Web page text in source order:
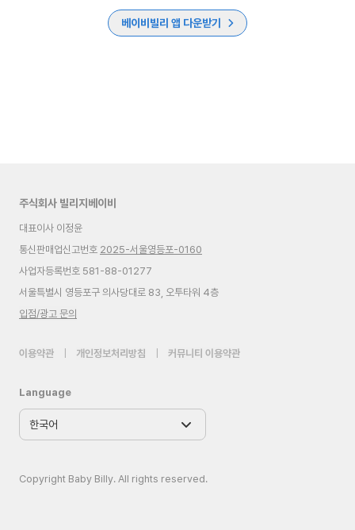
베이비빌리 앱 다운받기
주식회사 빌리지베이비
대표이사 이정윤
통신판매업신고번호 2025-서울영등포-0160
사업자등록번호 581-88-01277
서울특별시 영등포구 의사당대로 83, 오투타워 4층
입점/광고 문의
이용약관 개인정보처리방침 커뮤니티 이용약관
Language
Copyright Baby Billy. All rights reserved.